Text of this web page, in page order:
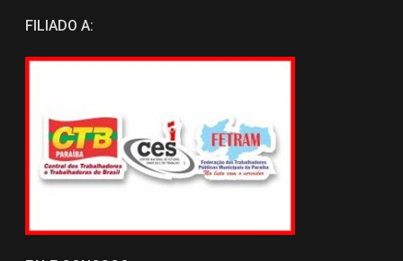
FILIADO A: